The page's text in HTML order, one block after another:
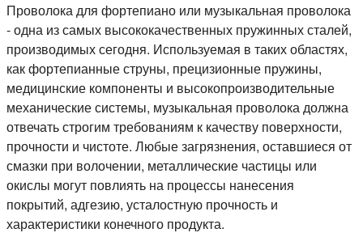
Проволока для фортепиано или музыкальная проволока
- одна из самых высококачественных пружинных сталей,
производимых сегодня. Используемая в таких областях,
как фортепианные струны, прецизионные пружины,
медицинские компоненты и высокопроизводительные
механические системы, музыкальная проволока должна
отвечать строгим требованиям к качеству поверхности,
прочности и чистоте. Любые загрязнения, оставшиеся от
смазки при волочении, металлические частицы или
окислы могут повлиять на процессы нанесения
покрытий, адгезию, усталостную прочность и
характеристики конечного продукта.